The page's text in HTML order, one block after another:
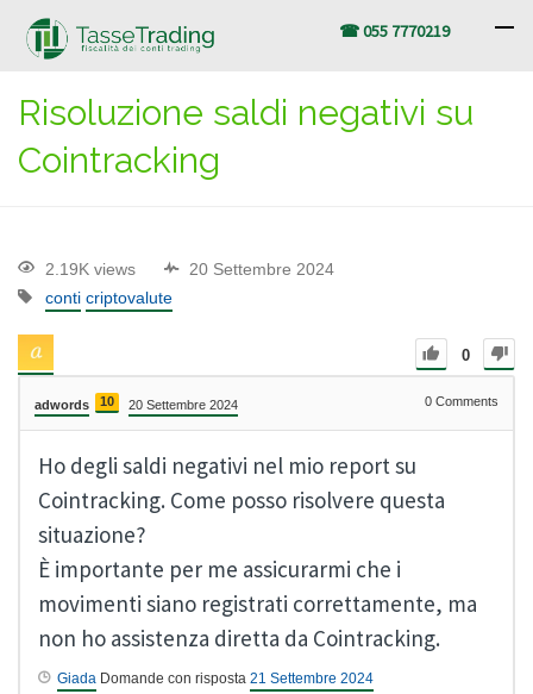
☎ 055 7770219
Risoluzione saldi negativi su
Cointracking
2.19K views
20 Settembre 2024
conti criptovalute
0
adwords 10 20 Settembre 2024 0 Comments
Ho degli saldi negativi nel mio report su
Cointracking. Come posso risolvere questa
situazione?
È importante per me assicurarmi che i
movimenti siano registrati correttamente, ma
non ho assistenza diretta da Cointracking.
Giada Domande con risposta 21 Settembre 2024